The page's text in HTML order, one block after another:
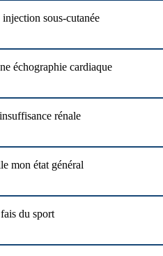
injection sous-cutanée
échographie cardiaque
rénale
mon état général
du sport